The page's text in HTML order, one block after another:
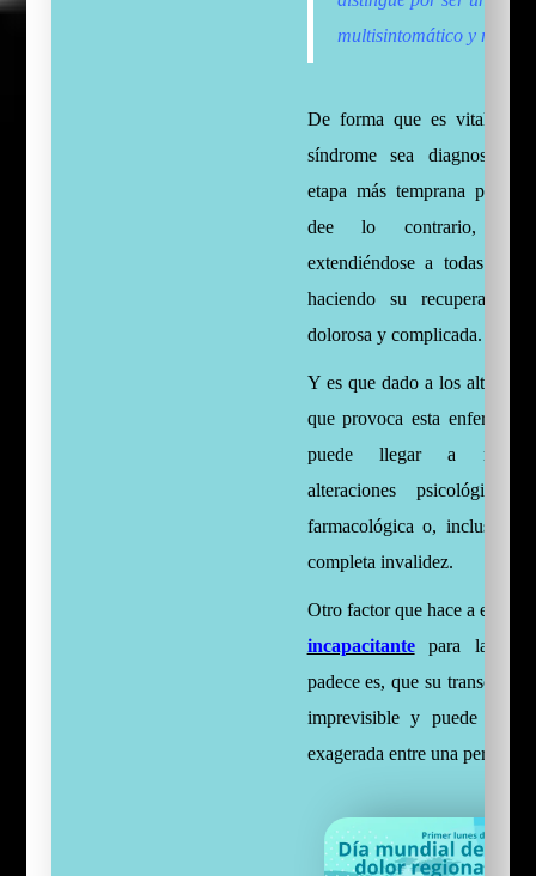
multisintomático y
De forma que es vital que
síndrome sea
etapa más temprana
dee lo contrario,
extendiéndose a todas las
haciendo su recuperación
dolorosa y complicada.
Y es que dado a los altos
que provoca esta
puede llegar a
alteraciones psicológicas,
farmacológica o, incluso,
completa invalidez.
Otro factor que hace a esta
incapacitantepara la
padece es, que su transcurso
imprevisible y puede
exagerada entre una persona